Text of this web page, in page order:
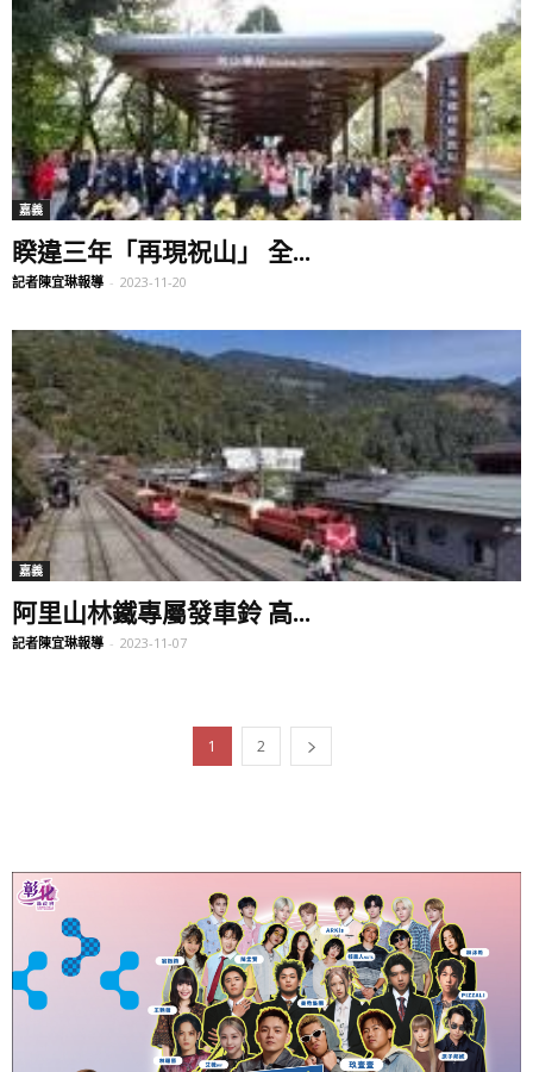
嘉義
睽違三年「再現祝山」 全...
記者陳宜琳報導 - 2023-11-20
嘉義
阿里山林鐵專屬發車鈴 高...
記者陳宜琳報導 - 2023-11-07
1 2